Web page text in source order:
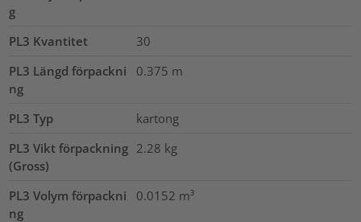
g
PL3 Kvantitet
30
PL3 Längd förpackni
ng
0.375 m
PL3 Typ
kartong
PL3 Vikt förpackning
(Gross)
2.28 kg
PL3 Volym förpackni
ng
0.0152 m³